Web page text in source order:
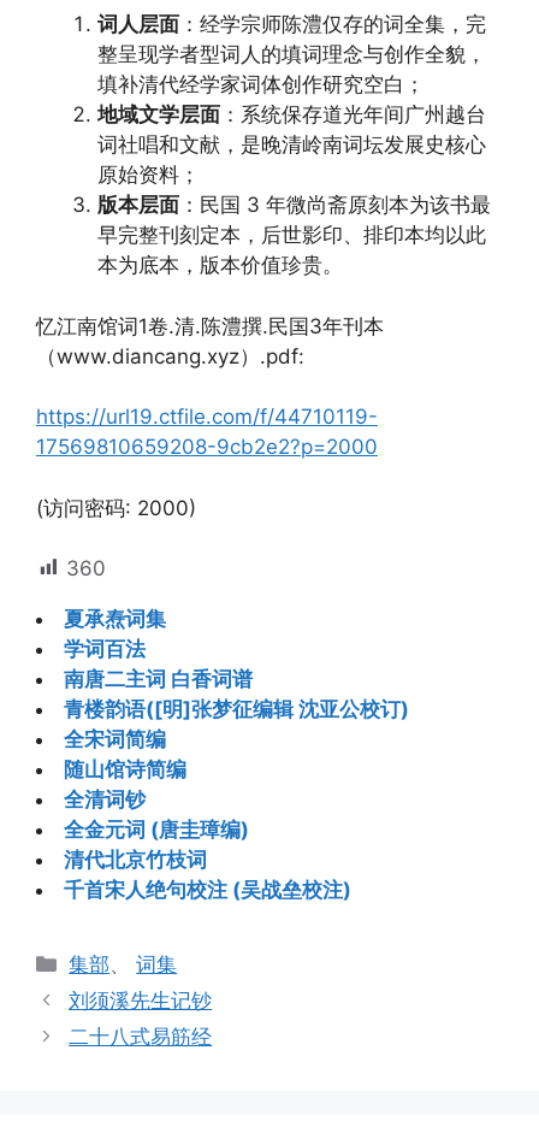
词人层面 ：经学宗师陈澧仅存的词全集，完
整呈现学者型词人的填词理念与创作全貌，
填补清代经学家词体创作研究空白；
地域文学层面 ：系统保存道光年间广州越台
词社唱和文献，是晚清岭南词坛发展史核心
原始资料；
版本层面 ：民国 3 年微尚斋原刻本为该书最
早完整刊刻定本，后世影印、排印本均以此
本为底本，版本价值珍贵。
忆江南馆词1卷.清.陈澧撰.民国3年刊本
（www.diancang.xyz）.pdf:
https://url19.ctfile.com/f/44710119-
17569810659208-9cb2e2?p=2000
(访问密码: 2000)
360
夏承焘词集
学词百法
南唐二主词 白香词谱
青楼韵语([明]张梦征编辑 沈亚公校订)
全宋词简编
随山馆诗简编
全清词钞
全金元词 (唐圭璋编)
清代北京竹枝词
千首宋人绝句校注 (吴战垒校注)
分
类
集部、词集
刘须溪先生记钞
二十八式易筋经